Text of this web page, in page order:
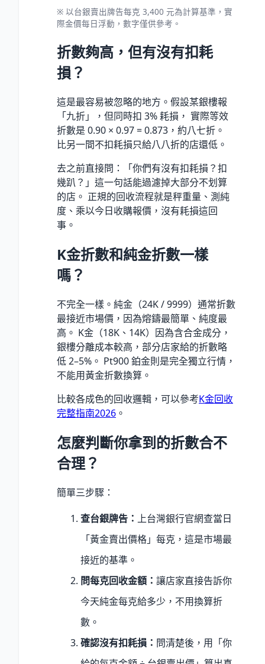
※ 以台銀賣出牌告每克 3,400 元為計算基準，實
際金價每日浮動，數字僅供參考。
折數夠高，但有沒有扣耗
損？
這是最容易被忽略的地方。假設某銀樓報
「九折」，但同時扣 3% 耗損， 實際等效
折數是 0.90 × 0.97 = 0.873，約八七折。
比另一間不扣耗損只給八八折的店還低。
去之前直接問：「你們有沒有扣耗損？扣
幾趴？」這一句話能過濾掉大部分不划算
的店。 正規的回收流程就是秤重量、測純
度、乘以今日收購報價，沒有耗損這回
事。
K金折數和純金折數一樣
嗎？
不完全一樣。純金（24K / 9999）通常折數
最接近市場價，因為熔鑄最簡單、純度最
高。 K金（18K、14K）因為含合金成分，
銀樓分離成本較高，部分店家給的折數略
低 2–5%。 Pt900 鉑金則是完全獨立行情，
不能用黃金折數換算。
比較各成色的回收邏輯，可以參考K金回收
完整指南2026 。
怎麼判斷你拿到的折數合不
合理？
簡單三步驟：
查台銀牌告： 上台灣銀行官網查當日
「黃金賣出價格」每克，這是市場最
接近的基準。
問每克回收金額： 讓店家直接告訴你
今天純金每克給多少，不用換算折
數。
確認沒有扣耗損： 問清楚後，用「你